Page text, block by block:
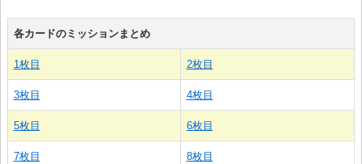
各カードのミッションまとめ
1枚目 2枚目
3枚目 4枚目
5枚目 6枚目
7枚目 8枚目